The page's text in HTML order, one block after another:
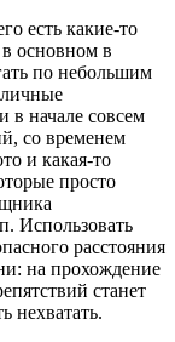
есть какие-то
основном в
по небольшим
в начале совсем
со временем
и какая-то
просто
Использовать
расстояния
на прохождение
станет
нехватать.